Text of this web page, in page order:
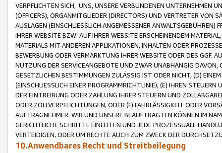
VERPFLICHTEN SICH, UNS, UNSERE VERBUNDENEN UNTERNEHMEN
(OFFICERS), ORGANMITGLIEDER (DIRECTORS) UND VERTRETER VON
AUSLAGEN (EINSCHLIESSLICH ANGEMESSENER
IHRER WEBSITE BZW. AUF IHRER WEBSITE ERSCHEINENDEM
MATERIALS MIT ANDEREN APPLIKATIONEN, INHALTEN ODER
BEWERBUNG ODER VERMARKTUNG IHRER WEBSITE ODER DES GGF.
NUTZUNG DER SERVICEANGEBOTE UND ZWAR UNABHÄNGIG
GESETZLICHEN BESTIMMUNGEN ZULÄSSIG IST ODER NICHT, (D)
(EINSCHLIESSLICH EINER PROGRAMMRICHTLINIE), (E) IHREN
DER EINTREIBUNG ODER ZAHLUNG IHRER STEUERN UND
ODER ZOLLVERPFLICHTUNGEN, ODER (F) FAHRLÄSSIGKEIT ODER
AUFTRAGNEHMER. WIR UND UNSERE BEAUFTRAGTEN KÖNNEN IM
GERICHTLICHE SCHRITTE EINLEITEN UND JEDE PROZESSUALE
VERTEIDIGEN, ODER UM RECHTE AUCH ZUM ZWECK DER
10.Anwendbares Recht und Streitbeilegung